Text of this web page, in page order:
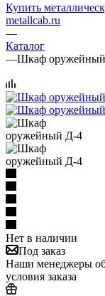
Купить
metallcab.ru
—
Каталог
—Шкаф
Нет в наличии
Под заказ
Наши менеджеры
условия заказа